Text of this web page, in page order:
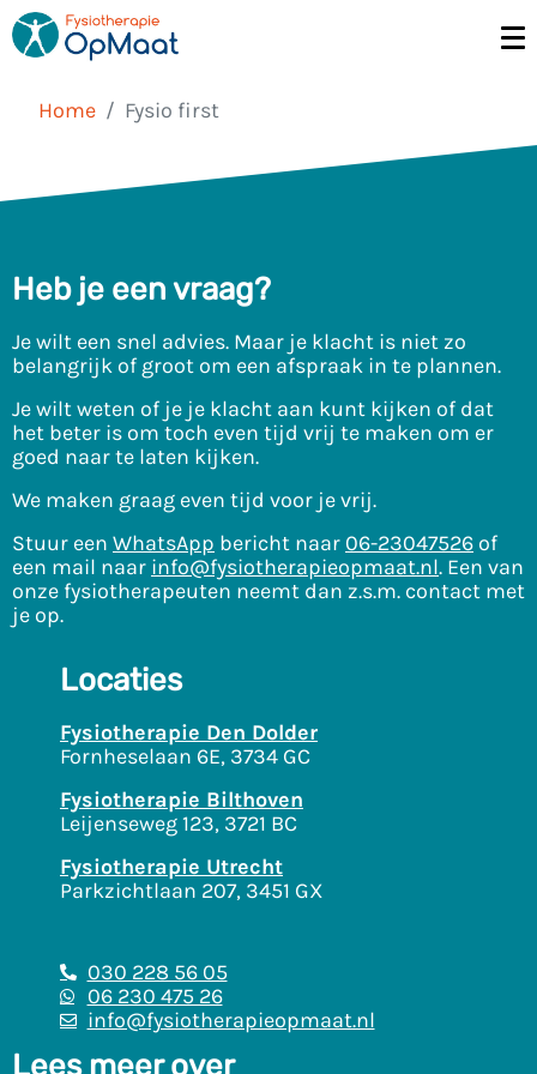
Home Fysio first
Heb je een vraag?
Je wilt een snel advies. Maar je klacht is niet zo
belangrijk of groot om een afspraak in te plannen.
Je wilt weten of je je klacht aan kunt kijken of dat
het beter is om toch even tijd vrij te maken om er
goed naar te laten kijken.
We maken graag even tijd voor je vrij.
Stuur een WhatsApp bericht naar 06-23047526 of
een mail naar info@fysiotherapieopmaat.nl. Een van
onze fysiotherapeuten neemt dan z.s.m. contact met
je op.
Locaties
Fysiotherapie Den Dolder
Fornheselaan 6E, 3734 GC
Fysiotherapie Bilthoven
Leijenseweg 123, 3721 BC
Fysiotherapie Utrecht
Parkzichtlaan 207, 3451 GX
030 228 56 05
06 230 475 26
info@fysiotherapieopmaat.nl